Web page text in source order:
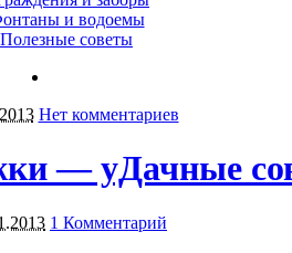
и водоемы
Полезные советы
Нет комментариев
— уДачные
1 Комментарий